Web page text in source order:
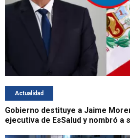
Actualidad
Gobierno destituye a Jaime
ejecutiva de EsSalud y nombró a